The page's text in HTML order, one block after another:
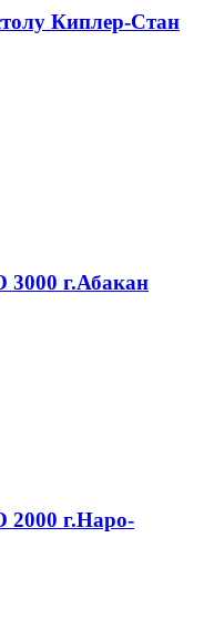
Киплер-Стан
3000 г.Абакан
2000 г.Наро-